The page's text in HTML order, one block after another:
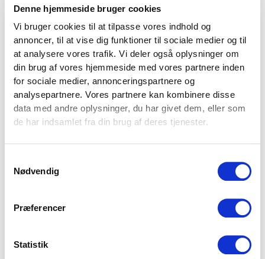
Denne hjemmeside bruger cookies
Vi bruger cookies til at tilpasse vores indhold og
annoncer, til at vise dig funktioner til sociale medier og til
at analysere vores trafik. Vi deler også oplysninger om
din brug af vores hjemmeside med vores partnere inden
for sociale medier, annonceringspartnere og
analysepartnere. Vores partnere kan kombinere disse
data med andre oplysninger, du har givet dem, eller som
de har indsamlet fra din brug af deres tjenester.
Nødvendig
Præferencer
Statistik
eget unikke præg på turfen med eget logo, en speciel farve
eller andre ønsker. Det er næsten kun fantasien der sætter
grænser. Kontakt os inden køb af dette produkt, hvis du har
specielle ønsker til print.
Kontakt vores erhvervsafdeling, hvis du har brug
for specialløsninger eller tilbud på køb ved større mængder.
OBS:Vores “Gratis Fragt”-tilbud er IKKE gældende på gulvprodukter,
Them ved Silkeborg.
VIND 2 VALGFRIE HÅNDVÆGTE 💥
Tilmeld dig nyhedsbrevet og deltag i
konkurrencen om 2 valgfrie
håndvægte. (Vælg selv vægten –
maks. 1.000 kr.)
Navn
Email